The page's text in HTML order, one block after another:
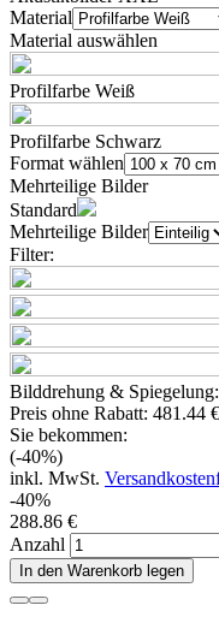
Material
Material auswählen
Profilfarbe Weiß
Profilfarbe Schwarz
Format wählen
Mehrteilige Bilder
Standard
Mehrteilige Bilder
Filter:
Bilddrehung & Spiegelung:
Preis ohne Rabatt: 481.44 €
Sie bekommen:
(-40%)
inkl. MwSt.
-40%
288.86 €
Anzahl
In den Warenkorb legen